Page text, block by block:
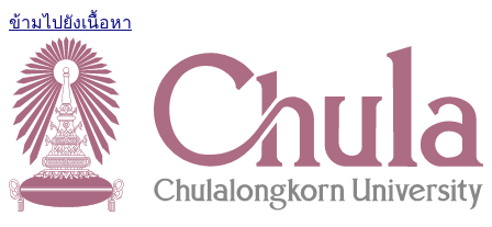
ข้ามไปยังเนื้อหา